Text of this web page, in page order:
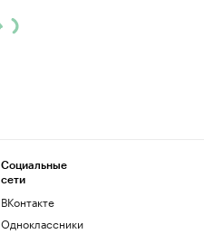
Социальные
сети
ВКонтакте
Одноклассники